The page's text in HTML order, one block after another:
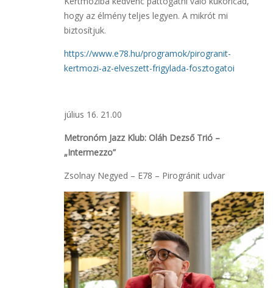
hogy az élmény teljes legyen. A mikrót mi
biztosítjuk.
https://www.e78.hu/programok/pirogranit-
kertmozi-az-elveszett-frigylada-fosztogatoi
július 16. 21.00
Metronóm Jazz Klub: Oláh Dezső Trió –
„Intermezzo”
Zsolnay Negyed – E78 – Pirogránit udvar